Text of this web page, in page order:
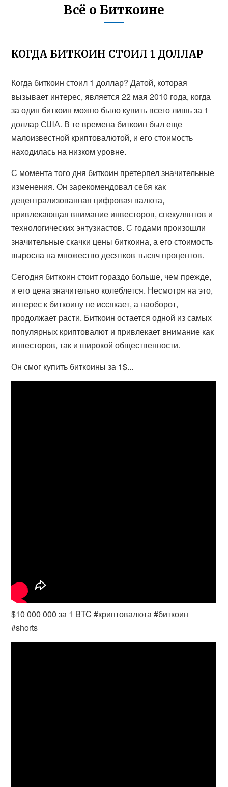
Всё о Биткоине
КОГДА БИТКОИН СТОИЛ 1 ДОЛЛАР
Когда биткоин стоил 1 доллар? Датой, которая
вызывает интерес, является 22 мая 2010 года, когда
за один биткоин можно было купить всего лишь за 1
доллар США. В те времена биткоин был еще
малоизвестной криптовалютой, и его стоимость
находилась на низком уровне.
С момента того дня биткоин претерпел значительные
изменения. Он зарекомендовал себя как
децентрализованная цифровая валюта,
привлекающая внимание инвесторов, спекулянтов и
технологических энтузиастов. С годами произошли
значительные скачки цены биткоина, а его стоимость
выросла на множество десятков тысяч процентов.
Сегодня биткоин стоит гораздо больше, чем прежде,
и его цена значительно колеблется. Несмотря на это,
интерес к биткоину не иссякает, а наоборот,
продолжает расти. Биткоин остается одной из самых
популярных криптовалют и привлекает внимание как
инвесторов, так и широкой общественности.
Он смог купить биткоины за 1$...
$10 000 000 за 1 BTC #криптовалюта #биткоин
#shorts